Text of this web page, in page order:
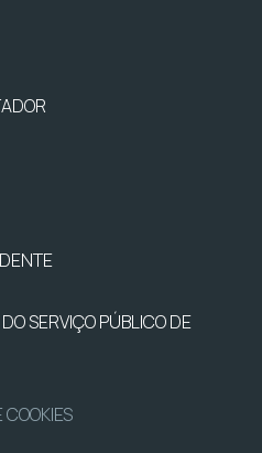
SERVIÇO PÚBLICO DE